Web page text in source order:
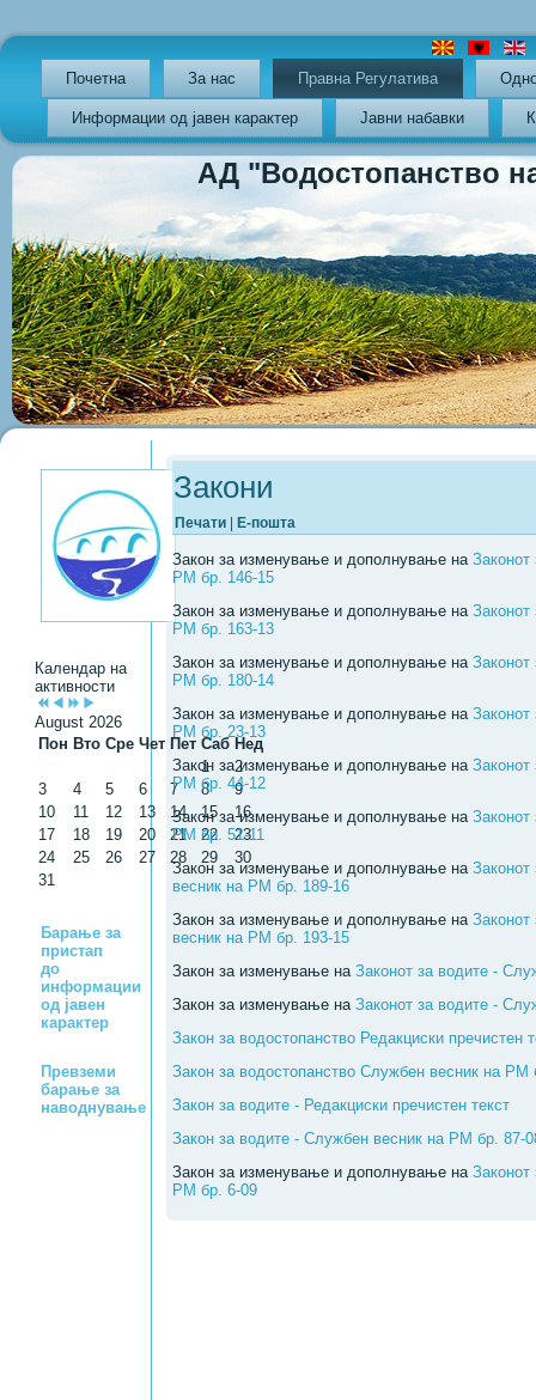
Почетна За нас Правна Регулатива
Информации од јавен карактер Јавни набавки
АД "Водостопанство на
Календар на
активности
August 2026
Пон Вто Сре Чет Пет Саб Нед
1
2
3
4 5 6 7 8
9
10
11 12 13 14 15
16
17
18 19 20 21 22
23
24
25 26 27 28 29
30
31
Барање за
пристап
до
информации
од јавен
карактер
Превземи
барање за
наводнување
Закони
Печати Е-пошта
Закон за изменување и дополнување на
РМ бр. 146-15
Закон за изменување и дополнување на
РМ бр. 163-13
Закон за изменување и дополнување на
РМ бр. 180-14
Закон за изменување и дополнување на
РМ бр. 23-13
Закон за изменување и дополнување на
РМ бр. 44-12
Закон за изменување и дополнување на
РМ бр. 51-11
Закон за изменување и дополнување на
весник на РМ бр. 189-16
Закон за изменување и дополнување на
весник на РМ бр. 193-15
Закон за изменување на Законот за водите -
Закон за изменување на Законот за водите -
Закон за водостопанство Редакциски пречистен
Закон за водостопанство Службен весник на РМ
Закон за водите - Редакциски пречистен текст
Закон за водите - Службен весник на РМ бр. 87-
Закон за изменување и дополнување на
РМ бр. 6-09